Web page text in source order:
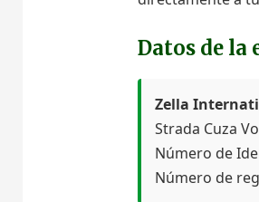
Datos de la
Zella
Strada Cuza
Número de
Número de